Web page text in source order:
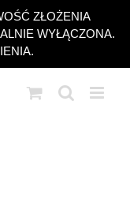
ZŁOŻENIA
WYŁĄCZONA.